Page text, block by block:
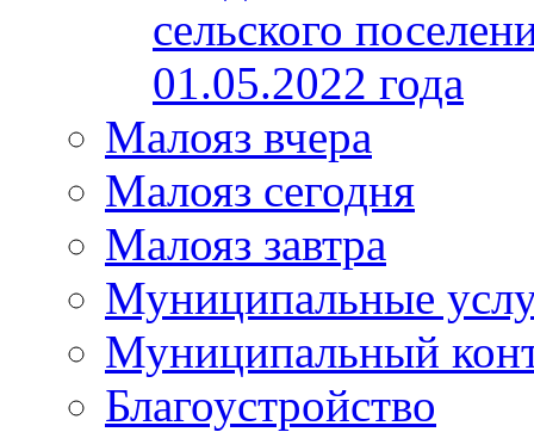
сельского
01.05.2022 года
Малояз вчера
Малояз сегодня
Малояз завтра
Муниципальные
Муниципальный
Благоустройство